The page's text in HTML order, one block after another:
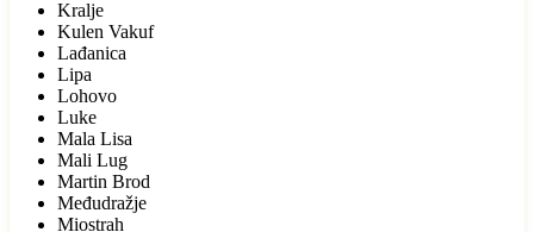
Kralje
Kulen Vakuf
Lađanica
Lipa
Lohovo
Luke
Mala Lisa
Mali Lug
Martin Brod
Međudražje
Miostrah